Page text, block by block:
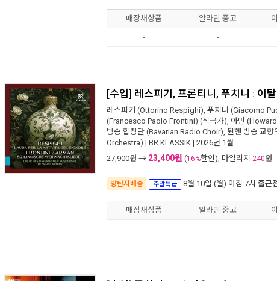
매장새상품 알라딘 중고
- -
[수입] 레스피기, 프론티니, 푸치니 : 이
레스피기 (Ottorino Respighi), 푸치니 (Giacomo
(Francesco Paolo Frontini) (작곡가), 아먼
방송 합창단 (Bavarian Radio Choir), 뮌헨 방송 교
Orchestra) | BR KLASSIK | 2026년 1월
27,900원 → 23,400원 (16%할인), 마일리지 240원
양탄자배송 주말특급 8월 10일 (월) 아침 7시 출근
매장새상품 알라딘 중고
- -